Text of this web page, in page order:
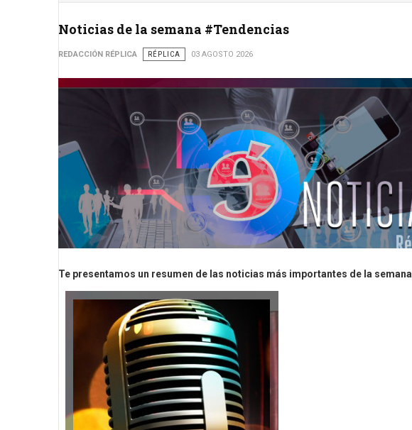
Noticias de la semana #Tendencias
REDACCIÓN RÉPLICA RÉPLICA 03 AGOSTO 2026
Te presentamos un resumen de las noticias más importantes de la semana